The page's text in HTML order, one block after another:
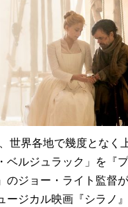
世界各地で幾度となく
ベルジュラック」を『
のジョー・ライト監督
ージカル映画『シラノ